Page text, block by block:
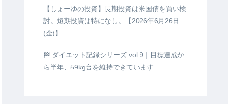
【しょーゆの投資】長期投資は米国債を買い検
討。短期投資は特になし。【2026年6月26日
(金)】
🏁 ダイエット記録シリーズ vol.9｜目標達成か
ら半年、59kg台を維持できています